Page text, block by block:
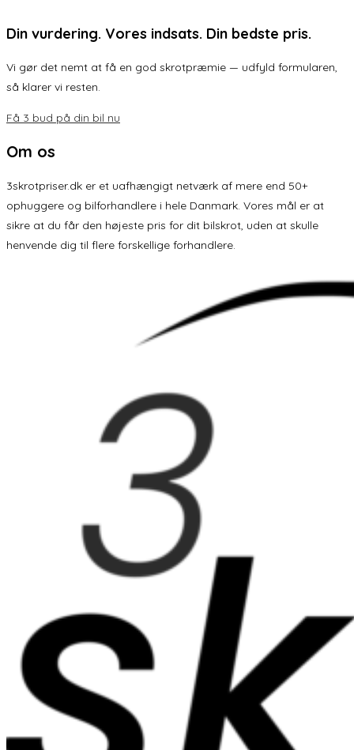
Din vurdering. Vores indsats. Din bedste pris.
Vi gør det nemt at få en god skrotpræmie — udfyld formularen,
så klarer vi resten.
Få 3 bud på din bil nu
Om os
3skrotpriser.dk er et uafhængigt netværk af mere end 50+
ophuggere og bilforhandlere i hele Danmark. Vores mål er at
sikre at du får den højeste pris for dit bilskrot, uden at skulle
henvende dig til flere forskellige forhandlere.